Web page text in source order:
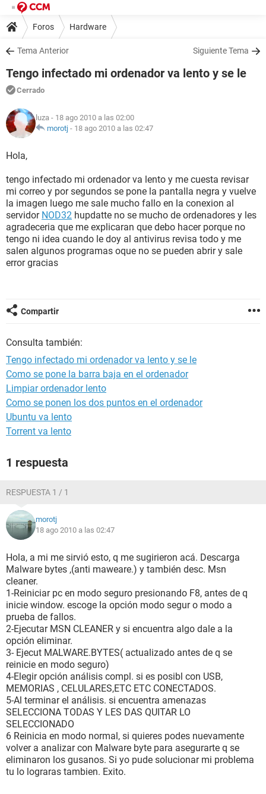
Foros Hardware
Tema Anterior Siguiente Tema
Tengo infectado mi ordenador va lento y se le
Cerrado
luza - 18 ago 2010 a las 02:00
morotj - 18 ago 2010 a las 02:47
Hola,
tengo infectado mi ordenador va lento y me cuesta revisar
mi correo y por segundos se pone la pantalla negra y vuelve
la imagen luego me sale mucho fallo en la conexion al
servidor NOD32 hupdatte no se mucho de ordenadores y les
agradeceria que me explicaran que debo hacer porque no
tengo ni idea cuando le doy al antivirus revisa todo y me
salen algunos programas oque no se pueden abrir y sale
error gracias
Compartir
Consulta también:
Tengo infectado mi ordenador va lento y se le
Como se pone la barra baja en el ordenador
Limpiar ordenador lento
Como se ponen los dos puntos en el ordenador
Ubuntu va lento
Torrent va lento
1 respuesta
RESPUESTA 1 / 1
morotj
18 ago 2010 a las 02:47
Hola, a mi me sirvió esto, q me sugirieron acá. Descarga
Malware bytes ,(anti maweare.) y también desc. Msn
cleaner.
1-Reiniciar pc en modo seguro presionando F8, antes de q
inicie window. escoge la opción modo segur o modo a
prueba de fallos.
2-Ejecutar MSN CLEANER y si encuentra algo dale a la
opción eliminar.
3- Ejecut MALWARE.BYTES( actualizado antes de q se
reinicie en modo seguro)
4-Elegir opción análisis compl. si es posibl con USB,
MEMORIAS , CELULARES,ETC ETC CONECTADOS.
5-Al terminar el análisis. si encuentra amenazas
SELECCIONA TODAS Y LES DAS QUITAR LO
SELECCIONADO
6 Reinicia en modo normal, si quieres podes nuevamente
volver a analizar con Malware byte para asegurarte q se
eliminaron los gusanos. Si yo pude solucionar mi problema
tu lo lograras tambien. Exito.